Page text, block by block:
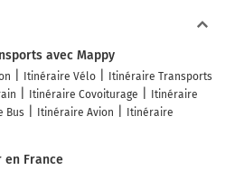
avec Mappy
Itinéraire Vélo
Itinéraire Transports
Itinéraire Covoiturage
Itinéraire
Bus Itinéraire Avion
Itinéraire
France